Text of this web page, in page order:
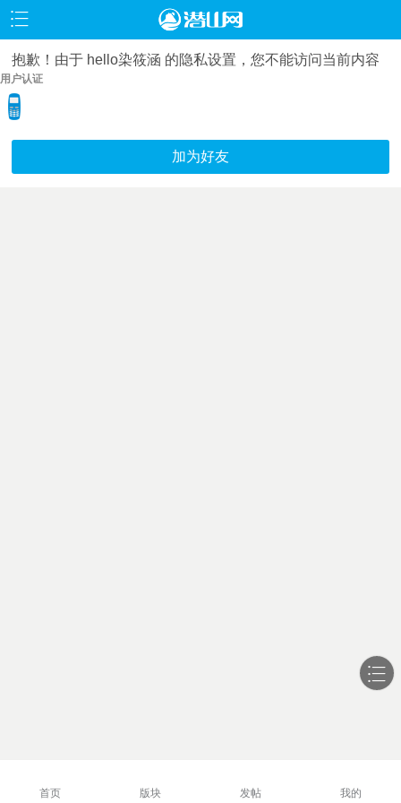
抱歉！由于 hello染筱涵 的隐私设置，您不能访问当前内容
用户认证
加为好友
首页 版块 发帖 我的